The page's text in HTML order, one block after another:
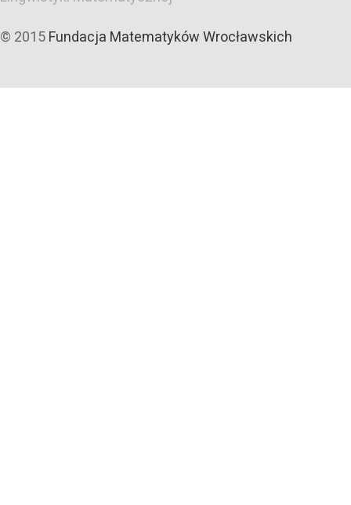
© 2015 Fundacja Matematyków Wrocławskich